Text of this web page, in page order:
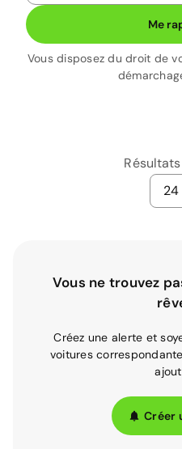
Me
Vous disposez du droit de
24
Vous ne trouvez
Créez une alerte et
voitures
Créer